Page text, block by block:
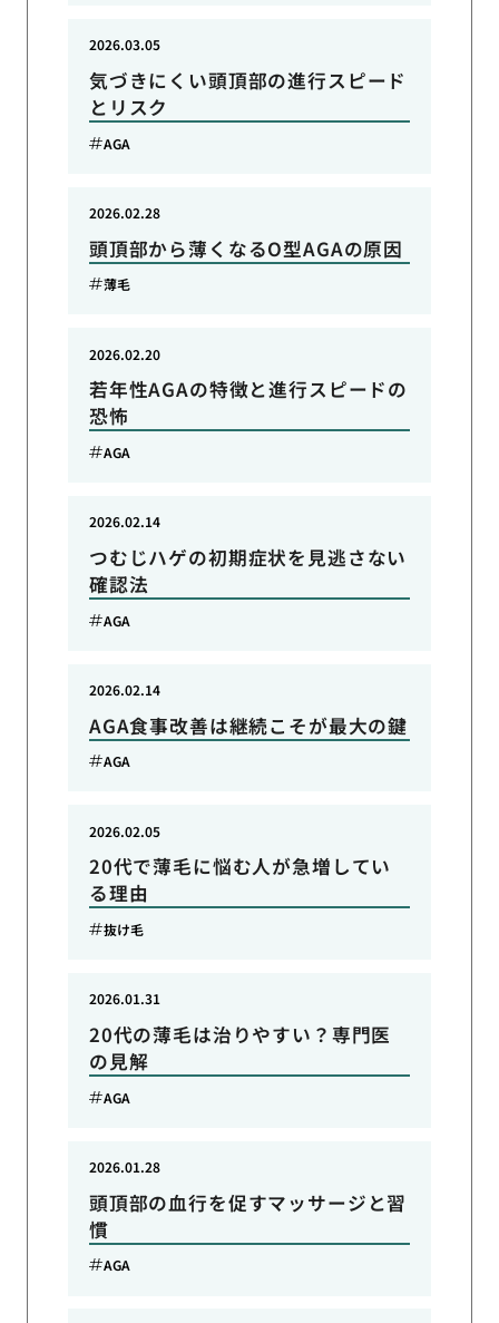
気づきにくい頭頂部の進行スピード
とリスク
2026.03.05
AGA
頭頂部から薄くなるO型AGAの原因
2026.02.28
薄毛
若年性AGAの特徴と進行スピードの
恐怖
2026.02.20
AGA
つむじハゲの初期症状を見逃さない
確認法
2026.02.14
AGA
AGA食事改善は継続こそが最大の鍵
2026.02.14
AGA
20代で薄毛に悩む人が急増してい
る理由
2026.02.05
抜け毛
20代の薄毛は治りやすい？専門医
の見解
2026.01.31
AGA
頭頂部の血行を促すマッサージと習
慣
2026.01.28
AGA